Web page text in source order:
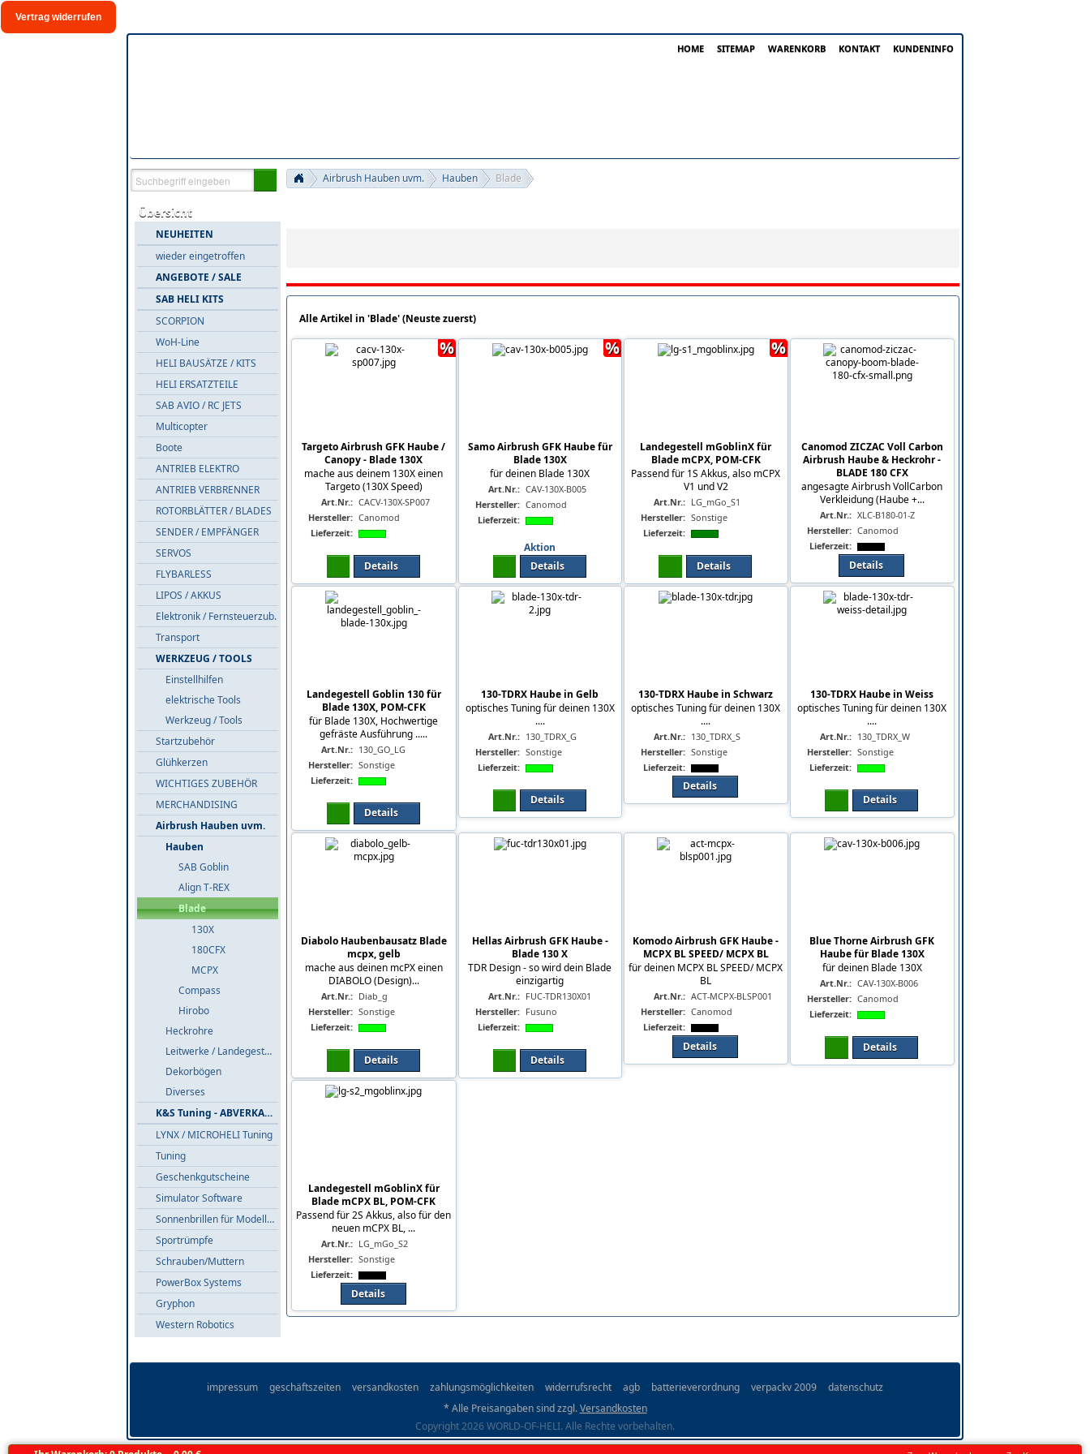
Vertrag widerrufen
HOME SITEMAP WARENKORB KONTAKT KUNDENINFO
Übersicht
NEUHEITEN
wieder eingetroffen
ANGEBOTE / SALE
SAB HELI KITS
SCORPION
WoH-Line
HELI BAUSÄTZE / KITS
HELI ERSATZTEILE
SAB AVIO / RC JETS
Multicopter
Boote
ANTRIEB ELEKTRO
ANTRIEB VERBRENNER
ROTORBLÄTTER / BLADES
SENDER / EMPFÄNGER
SERVOS
FLYBARLESS
LIPOS / AKKUS
Elektronik / Fernsteuerzub.
Transport
WERKZEUG / TOOLS
Einstellhilfen
elektrische Tools
Werkzeug / Tools
Startzubehör
Glühkerzen
WICHTIGES ZUBEHÖR
MERCHANDISING
Airbrush Hauben uvm.
Hauben
SAB Goblin
Align T-REX
Blade
130X
180CFX
MCPX
Compass
Hirobo
Heckrohre
Leitwerke / Landegestelle
Dekorbögen
Diverses
K&S Tuning - ABVERKAUF
LYNX / MICROHELI Tuning
Tuning
Geschenkgutscheine
Simulator Software
Sonnenbrillen für Modellflieger
Sportrümpfe
Schrauben/Muttern
PowerBox Systems
Gryphon
Western Robotics
Airbrush Hauben uvm. Hauben Blade
Alle Artikel in 'Blade' (Neuste zuerst)
Targeto Airbrush GFK Haube /
Canopy - Blade 130X
mache aus deinem 130X einen
Targeto (130X Speed)
Art.Nr.: CACV-130X-SP007
Hersteller: Canomod
Lieferzeit:
Details
%
Samo Airbrush GFK Haube für
Blade 130X
für deinen Blade 130X
Art.Nr.: CAV-130X-B005
Hersteller: Canomod
Lieferzeit:
Aktion
Details
%
Landegestell mGoblinX für
Blade mCPX, POM-CFK
Passend für 1S Akkus, also mCPX
V1 und V2
Art.Nr.: LG_mGo_S1
Hersteller: Sonstige
Lieferzeit:
Details
%
Canomod ZICZAC Voll Carbon
Airbrush Haube & Heckrohr -
BLADE 180 CFX
angesagte Airbrush VollCarbon
Verkleidung (Haube +...
Art.Nr.: XLC-B180-01-Z
Hersteller: Canomod
Lieferzeit:
Details
Landegestell Goblin 130 für
Blade 130X, POM-CFK
für Blade 130X, Hochwertige
gefräste Ausführung .....
Art.Nr.: 130_GO_LG
Hersteller: Sonstige
Lieferzeit:
Details
130-TDRX Haube in Gelb
optisches Tuning für deinen 130X
....
Art.Nr.: 130_TDRX_G
Hersteller: Sonstige
Lieferzeit:
Details
130-TDRX Haube in Schwarz
optisches Tuning für deinen 130X
....
Art.Nr.: 130_TDRX_S
Hersteller: Sonstige
Lieferzeit:
Details
130-TDRX Haube in Weiss
optisches Tuning für deinen 130X
....
Art.Nr.: 130_TDRX_W
Hersteller: Sonstige
Lieferzeit:
Details
Diabolo Haubenbausatz Blade
mcpx, gelb
mache aus deinen mcPX einen
DIABOLO (Design)...
Art.Nr.: Diab_g
Hersteller: Sonstige
Lieferzeit:
Details
Hellas Airbrush GFK Haube -
Blade 130 X
TDR Design - so wird dein Blade
einzigartig
Art.Nr.: FUC-TDR130X01
Hersteller: Fusuno
Lieferzeit:
Details
Komodo Airbrush GFK Haube -
MCPX BL SPEED/ MCPX BL
für deinen MCPX BL SPEED/ MCPX
BL
Art.Nr.: ACT-MCPX-BLSP001
Hersteller: Canomod
Lieferzeit:
Details
Blue Thorne Airbrush GFK
Haube für Blade 130X
für deinen Blade 130X
Art.Nr.: CAV-130X-B006
Hersteller: Canomod
Lieferzeit:
Details
Landegestell mGoblinX für
Blade mCPX BL, POM-CFK
Passend für 2S Akkus, also für den
neuen mCPX BL, ...
Art.Nr.: LG_mGo_S2
Hersteller: Sonstige
Lieferzeit:
Details
impressum geschäftszeiten versandkosten zahlungsmöglichkeiten widerrufsrecht agb batterieverordnung verpackv 2009
datenschutz
* Alle Preisangaben sind zzgl.Versandkosten
Copyright 2026 WORLD-OF-HELI. Alle Rechte vorbehalten.